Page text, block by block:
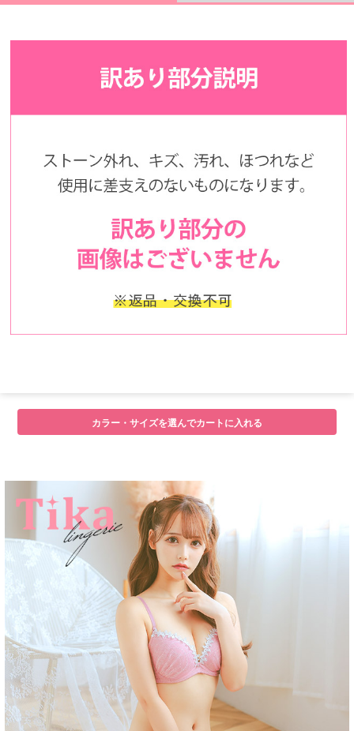
■注意事項
カラー・サイズを選んでカートに入れる